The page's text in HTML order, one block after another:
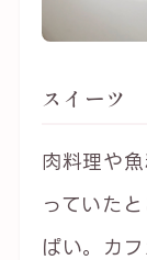
スイーツ
肉料理や
っていた
ぱい。カ